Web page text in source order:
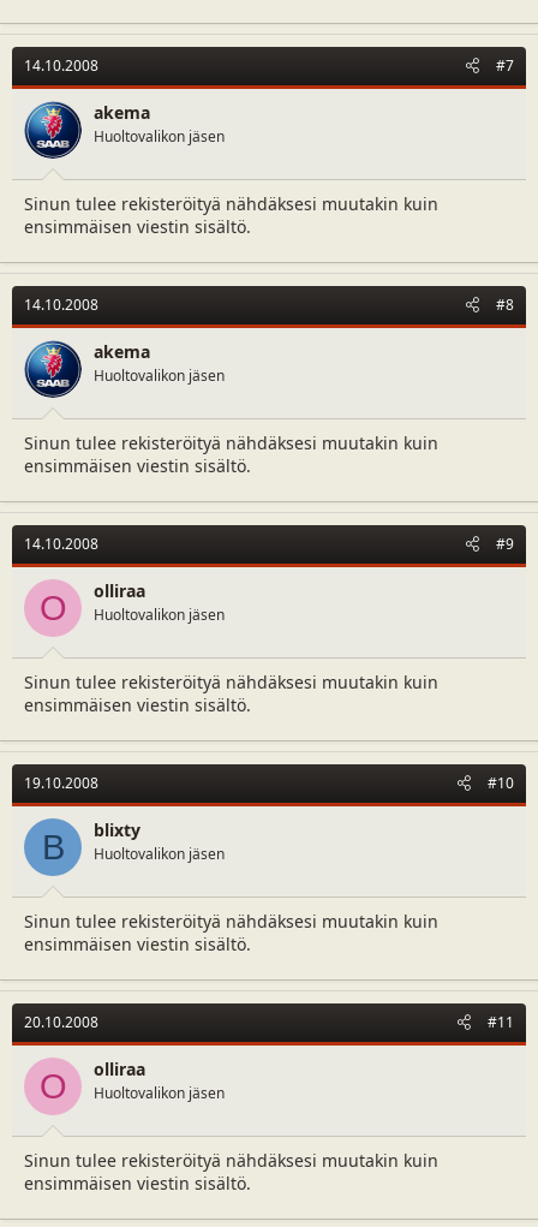
14.10.2008 #7
akema
Huoltovalikon jäsen
Sinun tulee rekisteröityä nähdäksesi muutakin kuin
ensimmäisen viestin sisältö.
14.10.2008 #8
akema
Huoltovalikon jäsen
Sinun tulee rekisteröityä nähdäksesi muutakin kuin
ensimmäisen viestin sisältö.
14.10.2008 #9
O olliraa
Huoltovalikon jäsen
Sinun tulee rekisteröityä nähdäksesi muutakin kuin
ensimmäisen viestin sisältö.
19.10.2008 #10
B blixty
Huoltovalikon jäsen
Sinun tulee rekisteröityä nähdäksesi muutakin kuin
ensimmäisen viestin sisältö.
20.10.2008 #11
O olliraa
Huoltovalikon jäsen
Sinun tulee rekisteröityä nähdäksesi muutakin kuin
ensimmäisen viestin sisältö.